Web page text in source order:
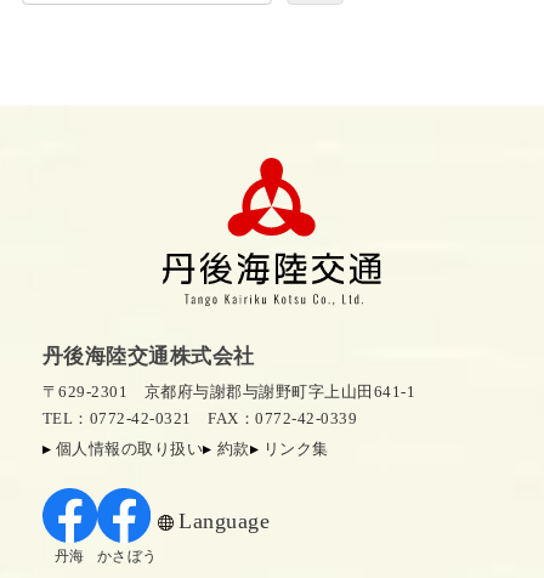
丹後海陸交通株式会社
〒629-2301 京都府与謝郡与謝野町字上山田641-1
TEL：0772-42-0321
FAX：0772-42-0339
個人情報の取り扱い
約款 リンク集
Language
丹海 かさぼう